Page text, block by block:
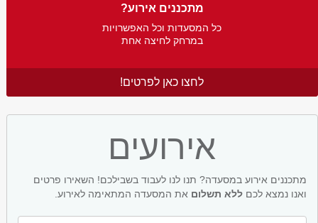
מתכננים אירוע?
כל המסעדות וכל האפשרויות
במרחק לחיצה אחת
לחצו כאן לפרטים!
אירועים
מתכננים אירוע במסעדה? תנו לנו לעבוד בשבילכם! השאירו פרטים
ואנו נמצא לכם ללא תשלום את המסעדה המתאימה לאירוע.